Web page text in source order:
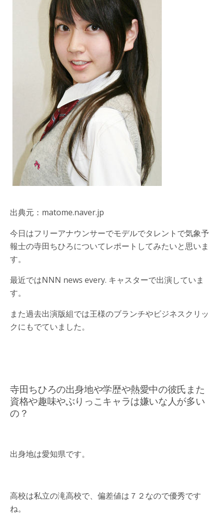
出典元：matome.naver.jp
今日はフリーアナウンサーでモデルでタレントで気象予
報士の寺田ちひろについてレポートしてみたいと思いま
す。
最近ではNNN news every. キャスターで出演していま
す。
また過去出演版組では王様のブランチやビジネスクリッ
クにもでていました。
寺田ちひろの出身地や学歴や熱愛中の彼氏また
資格や趣味やぶりっこキャラは嫌いな人が多い
の？
出身地は愛知県です。
高校は私立の滝高校で、偏差値は７２なので優秀です
ね。